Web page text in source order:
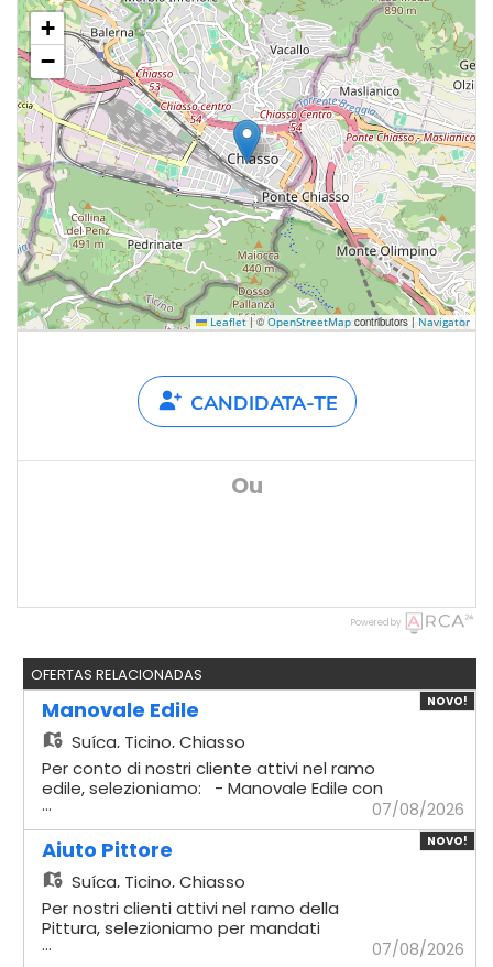
+
−
Leaflet |©OpenStreetMapcontributors |Navigator
CANDIDATA-TE
Ou
Powered by
OFERTAS RELACIONADAS
NOVO!
Manovale Edile
Suíça, Ticino, Chiasso
Per conto di nostri cliente attivi nel ramo
edile, selezioniamo: - Manovale Edile con
esperienza Mansionario - Logistica
materiali: Gestione
dell'approvvigionamento e del trasporto
dei materiali necessari in cantiere. -
Preparazione impasti: Miscelazione e
preparazione accurata di malte e
composti cementizi. - Supporto
demolizioni: Assistenza diretta ai muratori
... 07/08/2026
NOVO!
Aiuto Pittore
Suíça, Ticino, Chiasso
Per nostri clienti attivi nel ramo della
Pittura, selezioniamo per mandati
temporanei - Aiuto Pittore Mansioni
... 07/08/2026